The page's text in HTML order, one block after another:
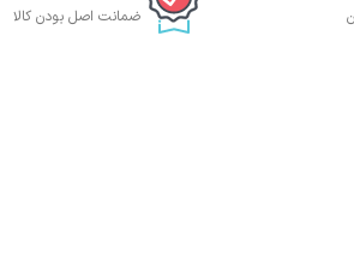
ضمانت اصل بودن کالا